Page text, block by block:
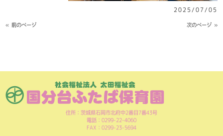
2025/07/05
« 前のページ 次のページ »
住所：茨城県石岡市北府中2番目7番43号
電話：0299-22-4060
FAX：0299-23-5694